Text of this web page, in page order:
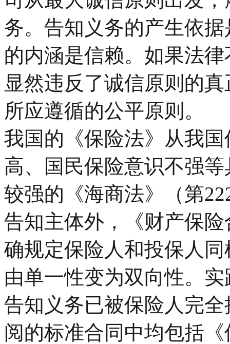
务。告知义务的产生依
的内涵是信赖。如果法
显然违反了诚信原则的
所应遵循的公平原则。
我国的《保险法》从我
高、国民保险意识不强
较强的《海商法》（第
告知主体外，《财产保
确规定保险人和投保人
由单一性变为双向性。
告知义务已被保险人完
阅的标准合同中均包括